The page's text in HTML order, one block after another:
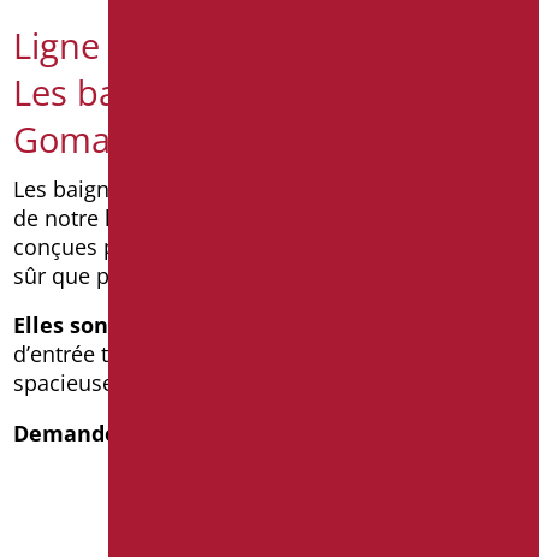
Ligne Oasis et Ligne Doorex :
Les baignoires avec portes de
Goman
Les baignoires avec portes de notre ligne Oasis et
de notre ligne Doorex ont été spécialement
conçues pour rendre l’accès à la baignoire aussi
sûr que possible.
Elles sont
d’entrée très basse et une assise confortable,
spacieuse et antidérapante.
Demande d’informations